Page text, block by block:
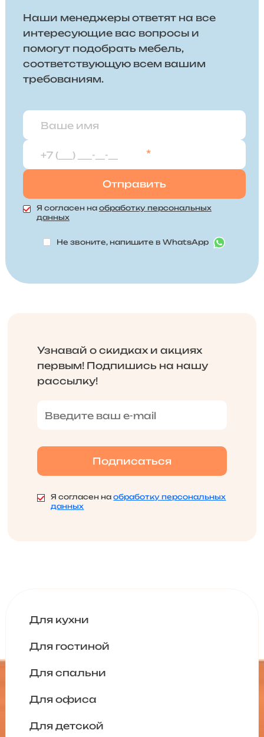
Наши менеджеры ответят на все
интересующие вас вопросы и
помогут подобрать мебель,
соответствующую всем вашим
требованиям.
*
Я согласен на обработку персональных
данных
Не звоните, напишите в WhatsApp
Узнавай о скидках и акциях
первым! Подпишись на нашу
рассылку!
Я согласен наобработку персональных
данных
Для кухни
Для гостиной
Для спальни
Для офиса
Для детской